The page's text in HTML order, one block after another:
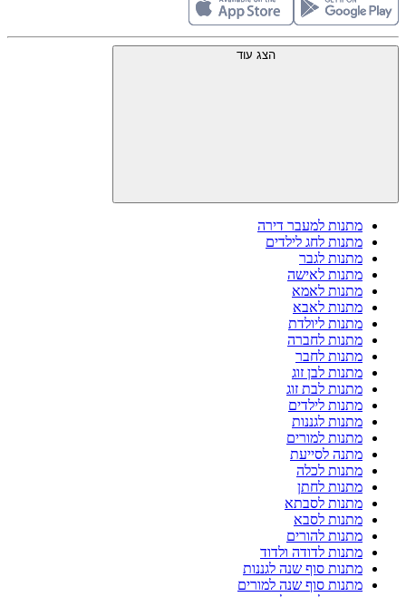
הצג עוד
מתנות למעבר דירה
מתנות לחג לילדים
מתנות לגבר
מתנות לאישה
מתנות לאמא
מתנות לאבא
מתנות ליולדת
מתנות לחברה
מתנות לחבר
מתנות לבן זוג
מתנות לבת זוג
מתנות לילדים
מתנות לגננות
מתנות למורים
מתנה לסייעת
מתנות לכלה
מתנות לחתן
מתנות לסבתא
מתנות לסבא
מתנות להורים
מתנות לדודה ולדוד
מתנות סוף שנה לגננות
מתנות סוף שנה למורים